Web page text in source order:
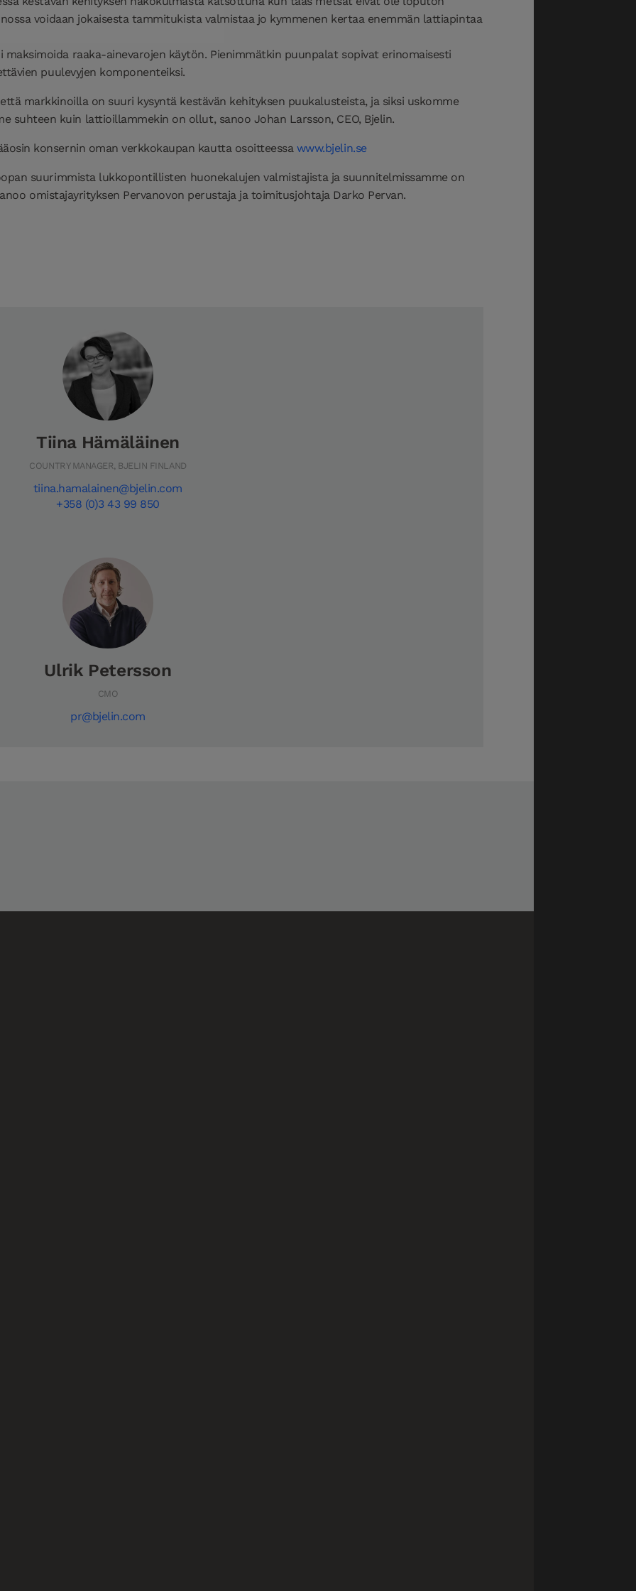
voidaan jokaisesta tammitukista valmistaa jo kymmenen kertaa enemmän lattiapintaa
raaka-ainevarojen käytön. Pienimmätkin puunpalat sopivat erinomaisesti
puulevyjen komponenteiksi.
markkinoilla on suuri kysyntä kestävän kehityksen puukalusteista, ja siksi uskomme
suhteen kuin lattioillammekin on ollut, sanoo Johan Larsson, CEO, Bjelin.
konsernin oman verkkokaupan kautta osoitteessa www.bjelin.se
suurimmista lukkopontillisten huonekalujen valmistajista ja suunnitelmissamme on
omistajayrityksen Pervanovon perustaja ja toimitusjohtaja Darko Pervan.
Tiina Hämäläinen
COUNTRY MANAGER, BJELIN FINLAND
tiina.hamalainen@bjelin.com
+358 (0)3 43 99 850
Ulrik Petersson
CMO
pr@bjelin.com